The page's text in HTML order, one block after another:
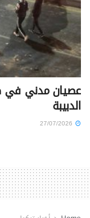
عصيان مدني في
الدبيبة